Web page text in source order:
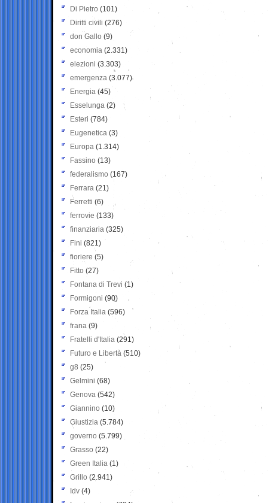
Di Pietro (101)
Diritti civili (276)
don Gallo (9)
economia (2.331)
elezioni (3.303)
emergenza (3.077)
Energia (45)
Esselunga (2)
Esteri (784)
Eugenetica (3)
Europa (1.314)
Fassino (13)
federalismo (167)
Ferrara (21)
Ferretti (6)
ferrovie (133)
finanziaria (325)
Fini (821)
fioriere (5)
Fitto (27)
Fontana di Trevi (1)
Formigoni (90)
Forza Italia (596)
frana (9)
Fratelli d'Italia (291)
Futuro e Libertà (510)
g8 (25)
Gelmini (68)
Genova (542)
Giannino (10)
Giustizia (5.784)
governo (5.799)
Grasso (22)
Green Italia (1)
Grillo (2.941)
Idv (4)